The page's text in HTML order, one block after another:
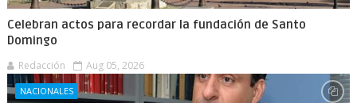
Celebran actos para recordar la fundación de Santo
Domingo
Redacción Aug 05, 2026
NACIONALES